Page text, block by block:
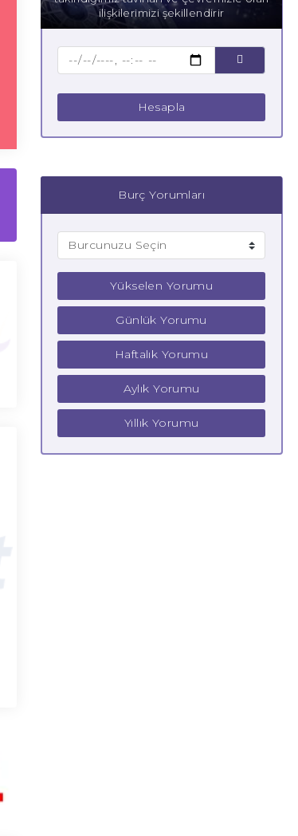
ilişkilerimizi şekillendirir
Hesapla
Burç Yorumları
Yükselen Yorumu
Günlük Yorumu
Haftalık Yorumu
Aylık Yorumu
Yıllık Yorumu